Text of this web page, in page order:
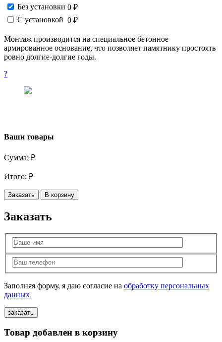
Без установки 0 ₽
С установкой 0 ₽
Монтаж производится на специальное бетонное
армированное основание, что позволяет памятнику простоять
ровно долгие-долгие годы.
?
Ваши товары
Сумма: ₽
Итого: ₽
Заказать В корзину
Заказать
Заполняя форму, я даю согласие на обработку персональных
данных
Товар добавлен в корзину